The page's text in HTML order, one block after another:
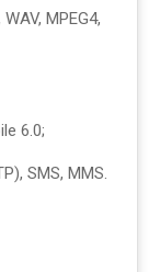
MPEG4,
6.0;
SMS, MMS.